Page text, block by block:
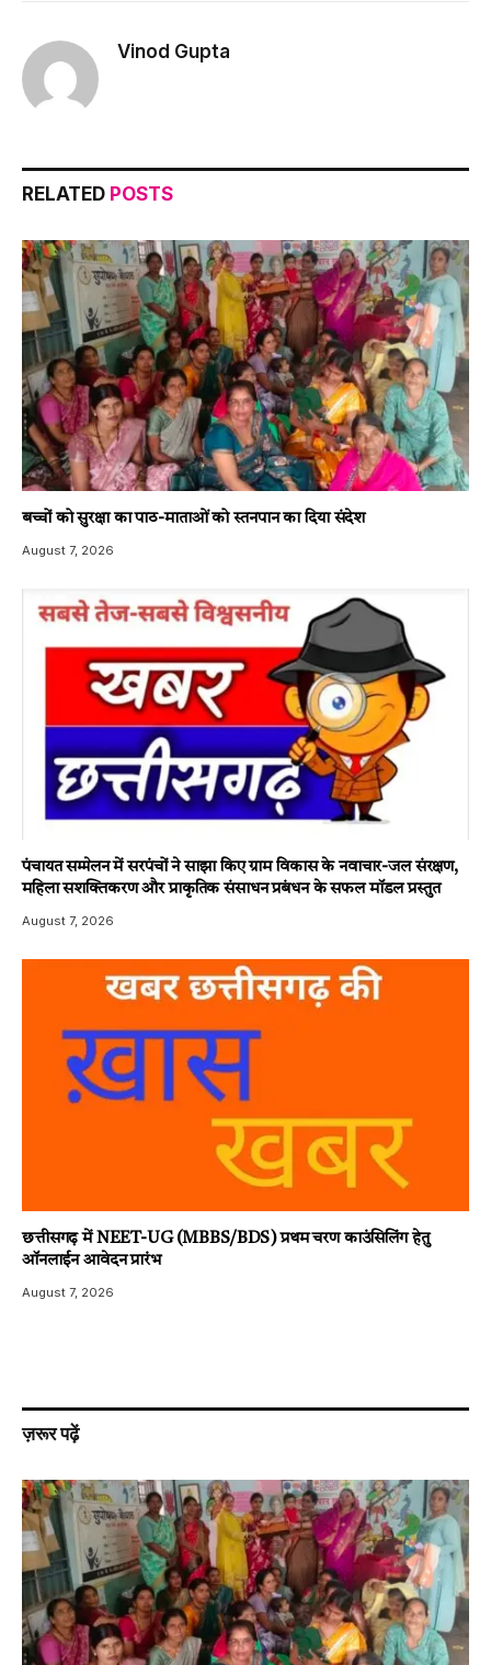
Vinod Gupta
RELATED POSTS
बच्चों को सुरक्षा का पाठ-माताओं को स्तनपान का दिया संदेश
August 7, 2026
पंचायत सम्मेलन में सरपंचों ने साझा किए ग्राम विकास के नवाचार-जल संरक्षण,
महिला सशक्तिकरण और प्राकृतिक संसाधन प्रबंधन के सफल मॉडल प्रस्तुत
August 7, 2026
छत्तीसगढ़ में NEET-UG (MBBS/BDS) प्रथम चरण काउंसिलिंग हेतु
ऑनलाईन आवेदन प्रारंभ
August 7, 2026
ज़रूर पढ़ें